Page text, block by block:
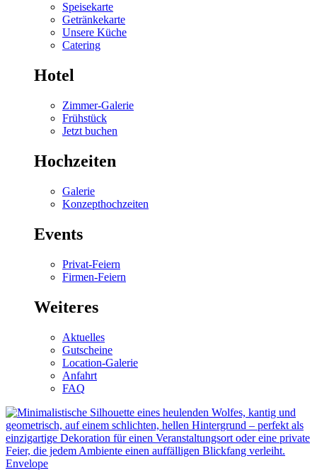
Speisekarte
Getränkekarte
Unsere Küche
Catering
Hotel
Zimmer-Galerie
Frühstück
Jetzt buchen
Hochzeiten
Galerie
Konzepthochzeiten
Events
Privat-Feiern
Firmen-Feiern
Weiteres
Aktuelles
Gutscheine
Location-Galerie
Anfahrt
FAQ
Envelope